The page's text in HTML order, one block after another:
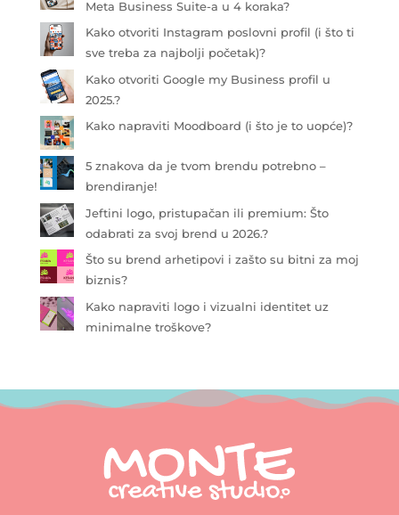
Meta Business Suite-a u 4 koraka?
Kako otvoriti Instagram poslovni profil (i što ti
sve treba za najbolji početak)?
Kako otvoriti Google my Business profil u
2025.?
Kako napraviti Moodboard (i što je to uopće)?
5 znakova da je tvom brendu potrebno –
brendiranje!
Jeftini logo, pristupačan ili premium: Što
odabrati za svoj brend u 2026.?
Što su brend arhetipovi i zašto su bitni za moj
biznis?
Kako napraviti logo i vizualni identitet uz
minimalne troškove?